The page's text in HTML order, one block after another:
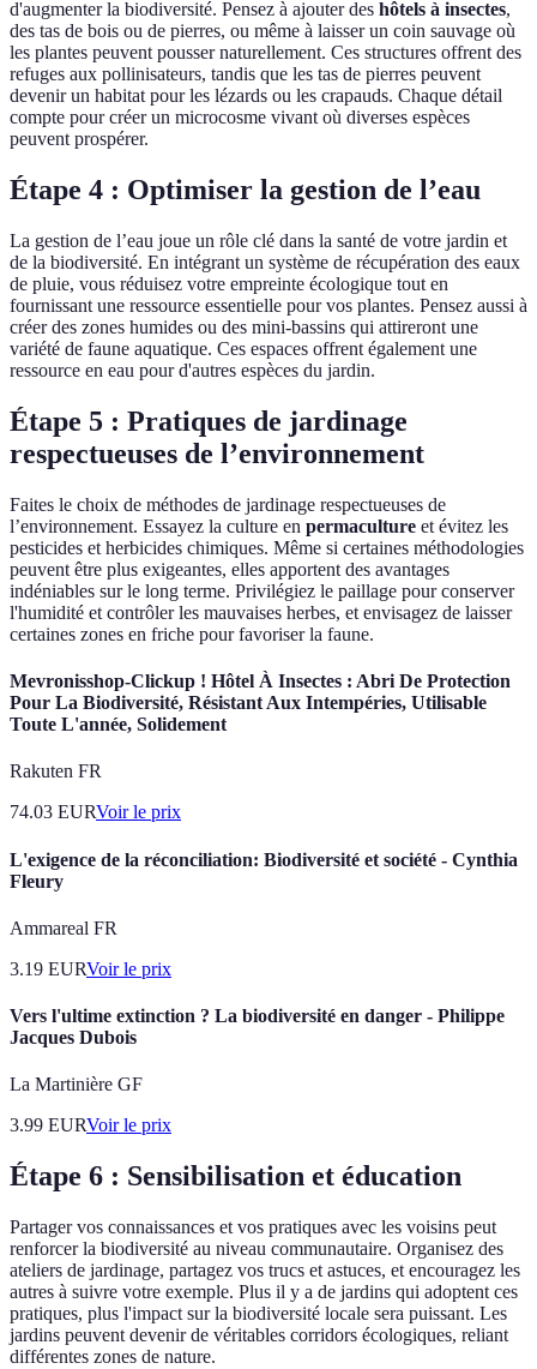
d'augmenter la biodiversité. Pensez à ajouter des hôtels à insectes,
des tas de bois ou de pierres, ou même à laisser un coin sauvage où
les plantes peuvent pousser naturellement. Ces structures offrent des
refuges aux pollinisateurs, tandis que les tas de pierres peuvent
devenir un habitat pour les lézards ou les crapauds. Chaque détail
compte pour créer un microcosme vivant où diverses espèces
peuvent prospérer.
Étape 4 : Optimiser la gestion de l’eau
La gestion de l’eau joue un rôle clé dans la santé de votre jardin et
de la biodiversité. En intégrant un système de récupération des eaux
de pluie, vous réduisez votre empreinte écologique tout en
fournissant une ressource essentielle pour vos plantes. Pensez aussi à
créer des zones humides ou des mini-bassins qui attireront une
variété de faune aquatique. Ces espaces offrent également une
ressource en eau pour d'autres espèces du jardin.
Étape 5 : Pratiques de jardinage
respectueuses de l’environnement
Faites le choix de méthodes de jardinage respectueuses de
l’environnement. Essayez la culture en permaculture et évitez les
pesticides et herbicides chimiques. Même si certaines méthodologies
peuvent être plus exigeantes, elles apportent des avantages
indéniables sur le long terme. Privilégiez le paillage pour conserver
l'humidité et contrôler les mauvaises herbes, et envisagez de laisser
certaines zones en friche pour favoriser la faune.
Mevronisshop-Clickup ! Hôtel À Insectes : Abri De Protection
Pour La Biodiversité, Résistant Aux Intempéries, Utilisable
Toute L'année, Solidement
Rakuten FR
74.03 EURVoir le prix
L'exigence de la réconciliation: Biodiversité et société - Cynthia
Fleury
Ammareal FR
3.19 EURVoir le prix
Vers l'ultime extinction ? La biodiversité en danger - Philippe
Jacques Dubois
La Martinière GF
3.99 EURVoir le prix
Étape 6 : Sensibilisation et éducation
Partager vos connaissances et vos pratiques avec les voisins peut
renforcer la biodiversité au niveau communautaire. Organisez des
ateliers de jardinage, partagez vos trucs et astuces, et encouragez les
autres à suivre votre exemple. Plus il y a de jardins qui adoptent ces
pratiques, plus l'impact sur la biodiversité locale sera puissant. Les
jardins peuvent devenir de véritables corridors écologiques, reliant
différentes zones de nature.